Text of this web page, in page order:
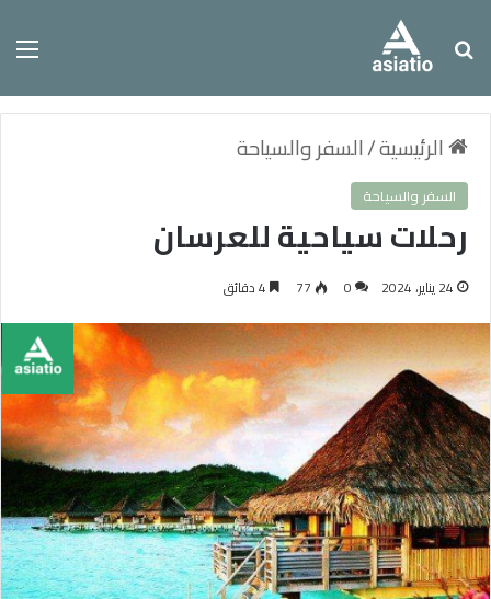
بحث عن
الرئيسية/السفر والسياحة
السفر والسياحة
رحلات سياحية للعرسان
24 يناير، 2024 0
77